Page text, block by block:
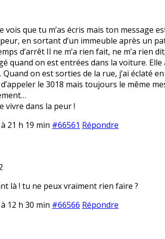
vois que tu m’as écris mais ton message
en sortant d’un immeuble après un
d’arrêt Il ne m’a rien fait, ne m’a
quand on est entrées dans la voiture.
on est sorties de la rue, j’ai éclaté
d’appeler le 3018 mais toujours le même
vivre dans la peur !
21 h 19 min #66561 Répondre
là ! tu ne peux vraiment rien faire ?
12 h 30 min #66566 Répondre